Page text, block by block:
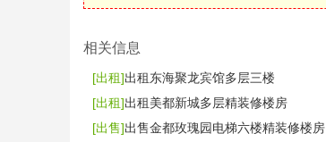
相关信息
[出租]出租东海聚龙宾馆多层三楼
[出租]出租美都新城多层精装修楼房
[出售]出售金都玫瑰园电梯六楼精装修楼房